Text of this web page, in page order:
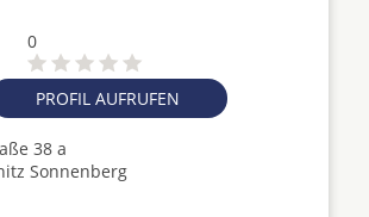
0
PROFIL AUFRUFEN
38 a
Sonnenberg